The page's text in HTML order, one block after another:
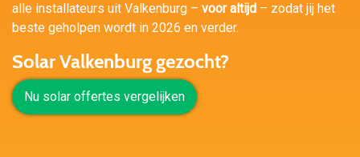
alle installateurs uit Valkenburg – voor altijd – zodat jij het
beste geholpen wordt in 2026 en verder.
Solar Valkenburg gezocht?
Nu solar offertes vergelijken